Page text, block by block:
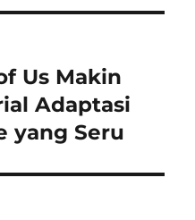
Us Makin
Adaptasi
yang Seru